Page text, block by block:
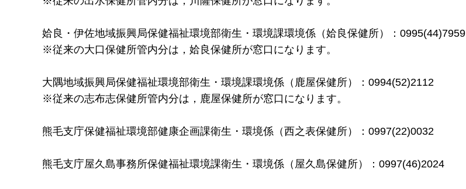
姶良・伊佐地域振興局保健福祉環境部衛生・環境課環境係（姶良保健所）：0995(44)7959
※従来の大口保健所管内分は，姶良保健所が窓口になります。
大隅地域振興局保健福祉環境部衛生・環境課環境係（鹿屋保健所）：0994(52)2112
※従来の志布志保健所管内分は，鹿屋保健所が窓口になります。
熊毛支庁保健福祉環境部健康企画課衛生・環境係（西之表保健所）：0997(22)0032
熊毛支庁屋久島事務所保健福祉環境課衛生・環境係（屋久島保健所）：0997(46)2024